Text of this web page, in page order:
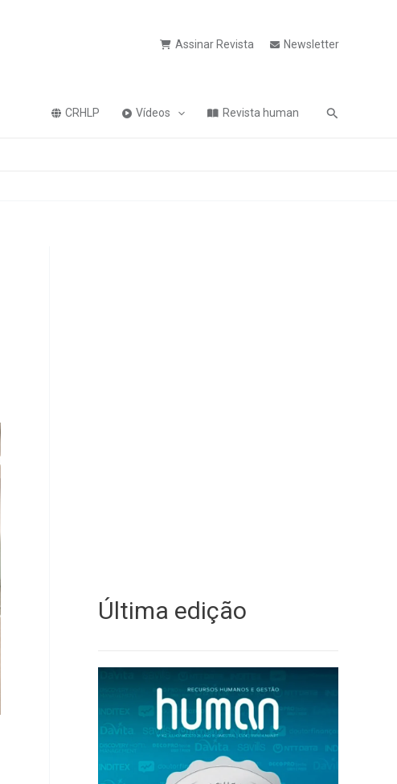
Assinar Revista Newsletter
CRHLP Vídeos Revista human Pesquisa
Última edição